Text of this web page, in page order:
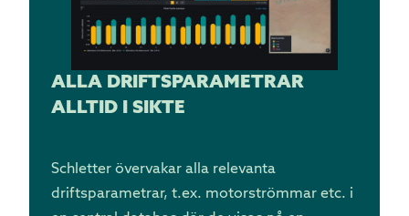
ALLA DRIFTSPARAMETRAR
ALLTID I SIKTE
Schletter övervakar alla relevanta
driftsparametrar, t.ex. motorströmmar etc. i